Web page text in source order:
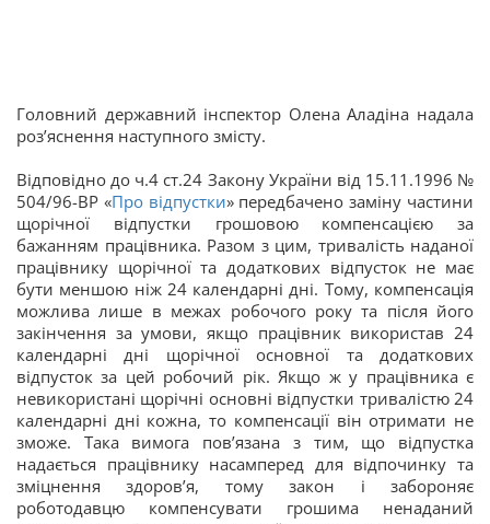
Головний державний інспектор Олена Аладіна надала
роз’яснення наступного змісту.
Відповідно до ч.4 ст.24 Закону України від 15.11.1996 №
504/96-ВР «Про відпустки» передбачено заміну частини
щорічної відпустки грошовою компенсацією за
бажанням працівника. Разом з цим, тривалість наданої
працівнику щорічної та додаткових відпусток не має
бути меншою ніж 24 календарні дні. Тому, компенсація
можлива лише в межах робочого року та після його
закінчення за умови, якщо працівник використав 24
календарні дні щорічної основної та додаткових
відпусток за цей робочий рік. Якщо ж у працівника є
невикористані щорічні основні відпустки тривалістю 24
календарні дні кожна, то компенсації він отримати не
зможе. Така вимога пов’язана з тим, що відпустка
надається працівнику насамперед для відпочинку та
зміцнення здоров’я, тому закон і забороняє
роботодавцю компенсувати грошима ненаданий